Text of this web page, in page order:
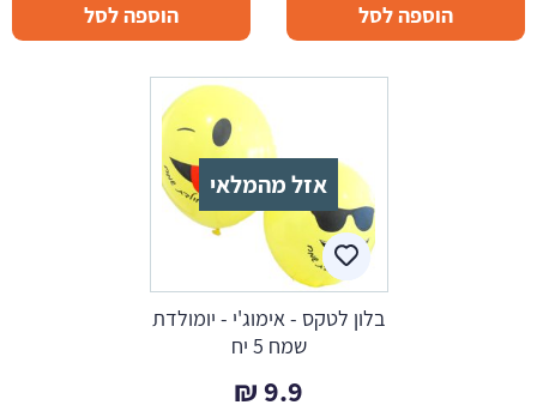
הוספה לסל הוספה לסל
אזל מהמלאי
בלון לטקס - אימוג'י - יומולדת
שמח 5 יח
9.9
₪